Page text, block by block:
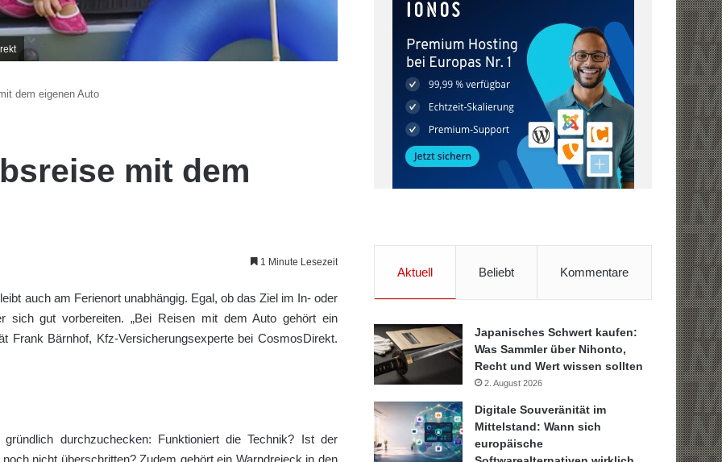
dem eigenen Auto
mit dem
1 Minute Lesezeit
auch am Ferienort unabhängig. Egal, ob das Ziel im In- oder
sich gut vorbereiten. „Bei Reisen mit dem Auto gehört ein
Frank Bärnhof, Kfz-Versicherungsexperte bei CosmosDirekt.
durchzuchecken: Funktioniert die Technik? Ist der
nicht überschritten? Zudem gehört ein Warndreieck in den
Aktuell Beliebt Kommentare
Japanisches Schwert kaufen:
Was Sammler über Nihonto,
Recht und Wert wissen sollten
2. August 2026
Digitale Souveränität im
Mittelstand: Wann sich
europäische